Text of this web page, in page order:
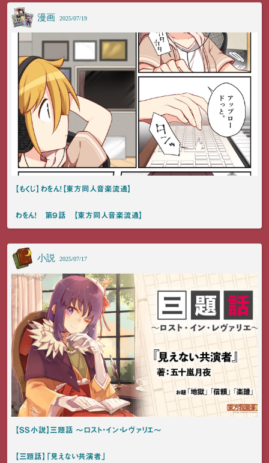
漫画 2025/07/19
【もくじ】わをん！【東方同人音楽流通】
わをん！ 第９話 【東方同人音楽流通】
小説 2025/07/17
【SS小説】三題話 ～ロスト・イン・レヴァリエ～
【三題話】「見えない共演者」